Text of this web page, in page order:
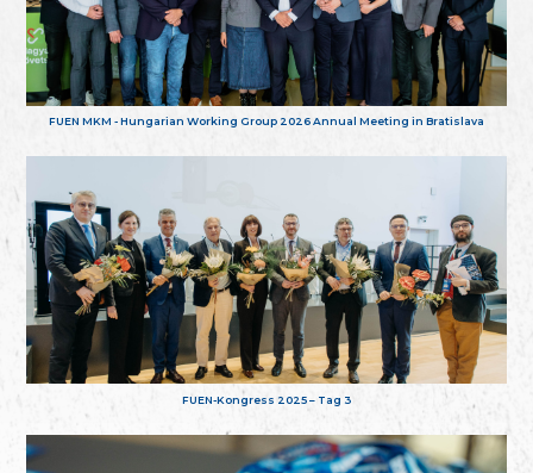
FUEN MKM - Hungarian Working Group 2026 Annual Meeting in Bratislava
FUEN-Kongress 2025 – Tag 3